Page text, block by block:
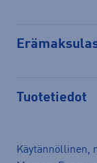
Tuotetiedot
Käytännöllinen,